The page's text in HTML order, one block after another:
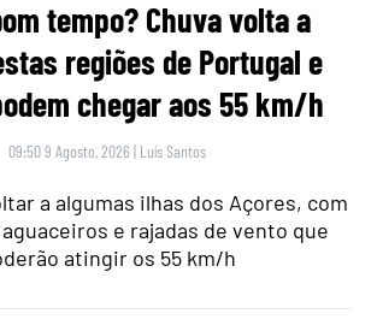
tempo? Chuva volta a
regiões de Portugal e
chegar aos 55 km/h
09:50 9 Agosto, 2026 | Luís Santos
a algumas ilhas dos Açores, com
e rajadas de vento que
atingir os 55 km/h